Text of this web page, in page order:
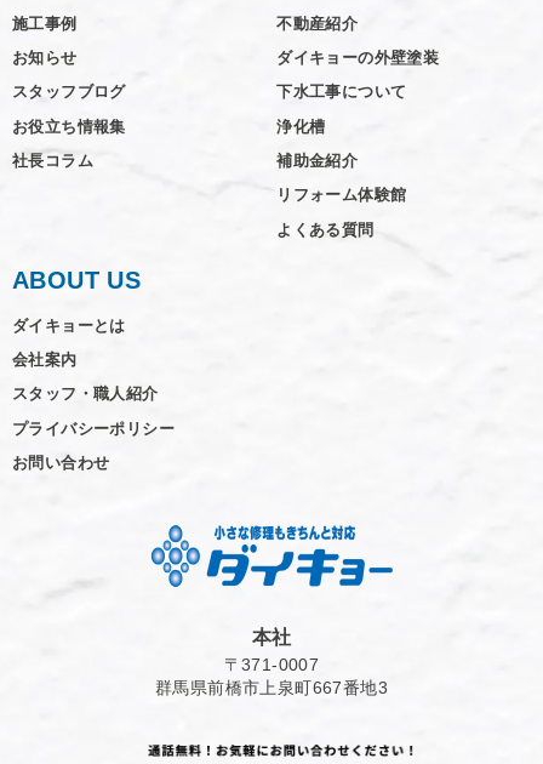
施工事例
お知らせ
スタッフブログ
お役立ち情報集
社長コラム
不動産紹介
ダイキョーの外壁塗装
下水工事について
浄化槽
補助金紹介
リフォーム体験館
よくある質問
ABOUT US
ダイキョーとは
会社案内
スタッフ・職人紹介
プライバシーポリシー
お問い合わせ
本社
〒371-0007
群馬県前橋市上泉町667番地3